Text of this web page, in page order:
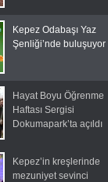
Kepez Odabaşı Yaz
Şenliği’nde buluşuyor
Hayat Boyu Öğrenme
Haftası Sergisi
Dokumapark’ta açıldı
Kepez’in kreşlerinde
mezuniyet sevinci